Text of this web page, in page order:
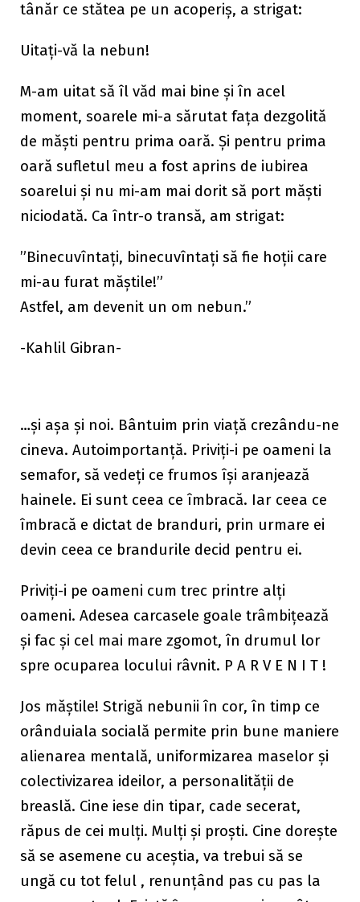
tânăr ce stătea pe un acoperiș, a strigat:
Uitați-vă la nebun!
M-am uitat să îl văd mai bine și în acel
moment, soarele mi-a sărutat fața dezgolită
de măști pentru prima oară. Și pentru prima
oară sufletul meu a fost aprins de iubirea
soarelui și nu mi-am mai dorit să port măști
niciodată. Ca într-o transă, am strigat:
”Binecuvîntați, binecuvîntați să fie hoții care
mi-au furat măștile!”
Astfel, am devenit un om nebun.”
-Kahlil Gibran-
…și așa și noi. Bântuim prin viață crezându-ne
cineva. Autoimportanță. Priviți-i pe oameni la
semafor, să vedeți ce frumos își aranjează
hainele. Ei sunt ceea ce îmbracă. Iar ceea ce
îmbracă e dictat de branduri, prin urmare ei
devin ceea ce brandurile decid pentru ei.
Priviți-i pe oameni cum trec printre alți
oameni. Adesea carcasele goale trâmbițează
și fac și cel mai mare zgomot, în drumul lor
spre ocuparea locului râvnit. P A R V E N I T !
Jos măștile! Strigă nebunii în cor, în timp ce
orânduiala socială permite prin bune maniere
alienarea mentală, uniformizarea maselor și
colectivizarea ideilor, a personalității de
breaslă. Cine iese din tipar, cade secerat,
răpus de cei mulți. Mulți și proști. Cine dorește
să se asemene cu aceștia, va trebui să se
ungă cu tot felul , renunțând pas cu pas la